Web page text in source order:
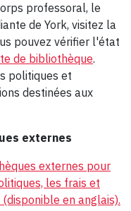
professoral, le
de York, visitez la
pouvez vérifier l'état
de bibliothèque.
politiques et
destinées aux
externes
externes pour
les frais et
en anglais).